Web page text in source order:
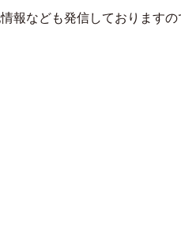
報なども発信しております